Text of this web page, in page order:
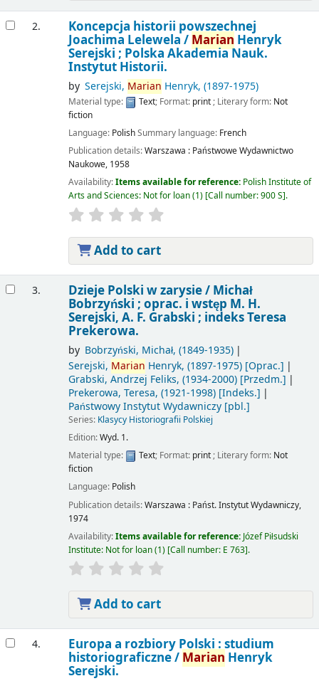
2. Koncepcja historii powszechnej
Joachima Lelewela / Marian Henryk
Serejski ; Polska Akademia Nauk.
Instytut Historii.
by Serejski, Marian Henryk, (1897-1975)
Material type: Text; Format: print; Literary form: Not
fiction
Language: PolishSummary language: French
Publication details:Warszawa : Państwowe Wydawnictwo
Naukowe, 1958
Availability:Items available for reference: Polish Institute of
Arts and Sciences: Not for loan(1) Call number:900 S .
Add to cart
3. Dzieje Polski w zarysie / Michał
Bobrzyński ; oprac. i wstęp M. H.
Serejski, A. F. Grabski ; indeks Teresa
Prekerowa.
by Bobrzyński, Michał, (1849-1935)
Serejski, Marian Henryk, (1897-1975)[Oprac.]
Grabski, Andrzej Feliks, (1934-2000)[Przedm.]
Prekerowa, Teresa, (1921-1998)[Indeks.]
Państwowy Instytut Wydawniczy[pbl.]
Series: Klasycy Historiografii Polskiej
Edition:Wyd. 1.
Material type:
Text; Format: print; Literary form: Not
fiction
Language: Polish
Publication details:Warszawa : Państ. Instytut Wydawniczy,
1974
Availability:Items available for reference: Józef Piłsudski
Institute: Not for loan(1) Call number: E 763 .
Add to cart
4. Europa a rozbiory Polski : studium
historiograficzne / Marian Henryk
Serejski.